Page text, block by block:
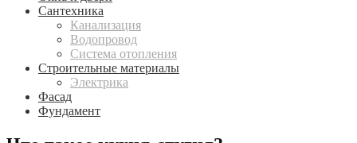
Сантехника
Канализация
Водопровод
Система отопления
Строительные материалы
Электрика
Фасад
Фундамент